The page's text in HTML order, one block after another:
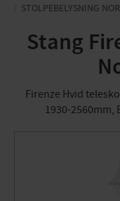
STOLPEBELYSNING
Stang
Firenze Hvid
1930-2560mm,